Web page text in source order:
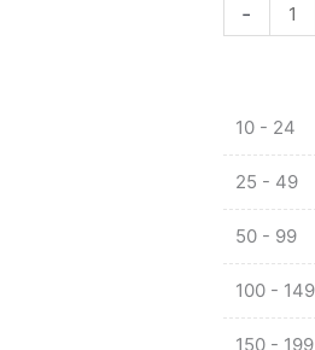
-
10 - 24
25 - 49
50 - 99
100 - 149
150 - 199